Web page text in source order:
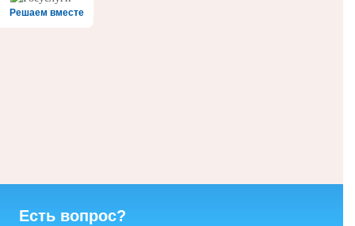
Решаем вместе
Есть вопрос?